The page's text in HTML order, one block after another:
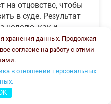
на отцовство, чтобы
в суде. Результат
неделю, как и
и извиняется.
хранения данных. Продолжая
согласие на работу с этими
в отношении персональных